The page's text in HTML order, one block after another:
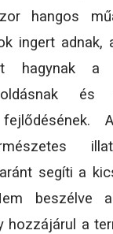
hangos
ingert adnak,
hagynak a
és
segíti a
beszélve
hozzájárul a